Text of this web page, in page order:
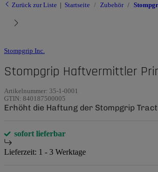
Zurück zur Liste Startseite Zubehör
Stompgrip Inc.
Stompgrip Haftvermittler
Artikelnummer: 35-1-0001
GTIN: 840187500005
Erhöht die Haftung der Stompgrip
sofort lieferbar
Lieferzeit: 1 - 3 Werktage